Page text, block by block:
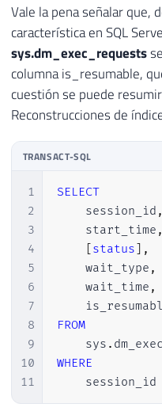
Vale la pena señalar que,
característica en SQL
sys.dm_exec_requests
columna is_resumable,
cuestión se puede
Reconstrucciones de
TRANSACT-SQL
1
2
3
4
5
6
7
8
9
10
11
SELECT
    session_id
,
    start_time
,
[status] ,
    wait_type
,
    wait_time
,
FROM
    sys
.
WHERE
    session_id